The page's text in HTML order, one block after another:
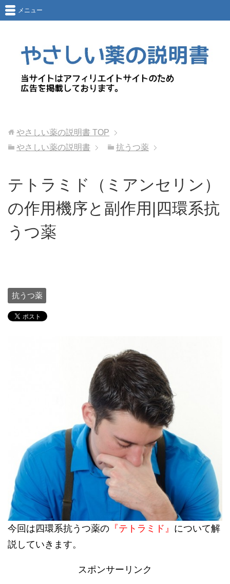
メニュー
やさしい薬の説明書 TOP
やさしい薬の説明書
抗うつ薬
テトラミド（ミアンセリン）
の作用機序と副作用|四環系抗
うつ薬
抗うつ薬
今回は四環系抗うつ薬の 『テトラミド』 について解
説していきます。
スポンサーリンク